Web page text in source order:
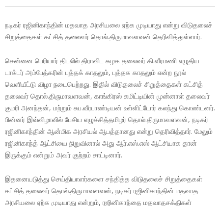
நடிகர் ரஜினிகாந்தின் மதவாத அரசியலை ஏற்க முடியாது என்று விடுதலைச்
சிறுத்தைகள் கட்சித் தலைவர் தொல்.திருமாவளவன் தெரிவித்துள்ளார்.
சென்னை பெரியார் திடலில் திராவிட கழக தலைவர் கி.வீரமணி எழுதிய
டாக்டர் அம்பேத்கரின் புத்தக் காதலும், புத்தக காதலும் என்ற நூல்
வெளியீட்டு விழா நடைபெற்றது. இதில் விடுதலைச் சிறுத்தைகள் கட்சித்
தலைவர் தொல்.திருமாவளவன், காங்கிரஸ் கமிட்டியின் முன்னாள் தலைவர்
குமரி அனந்தன், மற்றும் சுப.வீரபாண்டியன் உள்ளிட்டோர் கலந்து கொண்டனர்.
பின்னர் இவ்விழாவில் பேசிய எழுச்சித்தமிழர் தொல்.திருமாவளவன், நடிகர்
ரஜினிகாந்தின் ஆன்மிக அரசியல் ஆபத்தானது என்று தெரிவித்தார். மேலும்
ரஜினிகாந்த் ஆட்சியை நிறுவினால் அது ஆர்.எஸ்.எஸ் ஆட்சியாக தான்
இருக்கும் என்றும் அவர் குற்றம் சாட்டினார்.
இதனையடுத்து செய்தியாளர்களை சந்தித்த விடுதலைச் சிறுத்தைகள்
கட்சித் தலைவர் தொல்.திருமாவளவன், நடிகர் ரஜினிகாந்தின் மதவாத
அரசியலை ஏற்க முடியாது என்றும், ரஜினிகாந்தை மதவாதசக்திகள்